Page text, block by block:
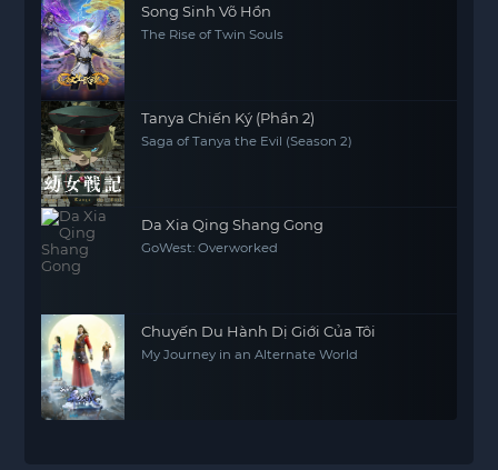
Song Sinh Võ Hồn
The Rise of Twin Souls
Tanya Chiến Ký (Phần 2)
Saga of Tanya the Evil (Season 2)
Da Xia Qing Shang Gong
GoWest: Overworked
Chuyến Du Hành Dị Giới Của Tôi
My Journey in an Alternate World